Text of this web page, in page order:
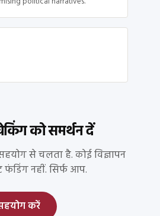
को समर्थन दें
से चलता है. कोई विज्ञापन
फंडिंग नहीं. सिर्फ आप.
करें